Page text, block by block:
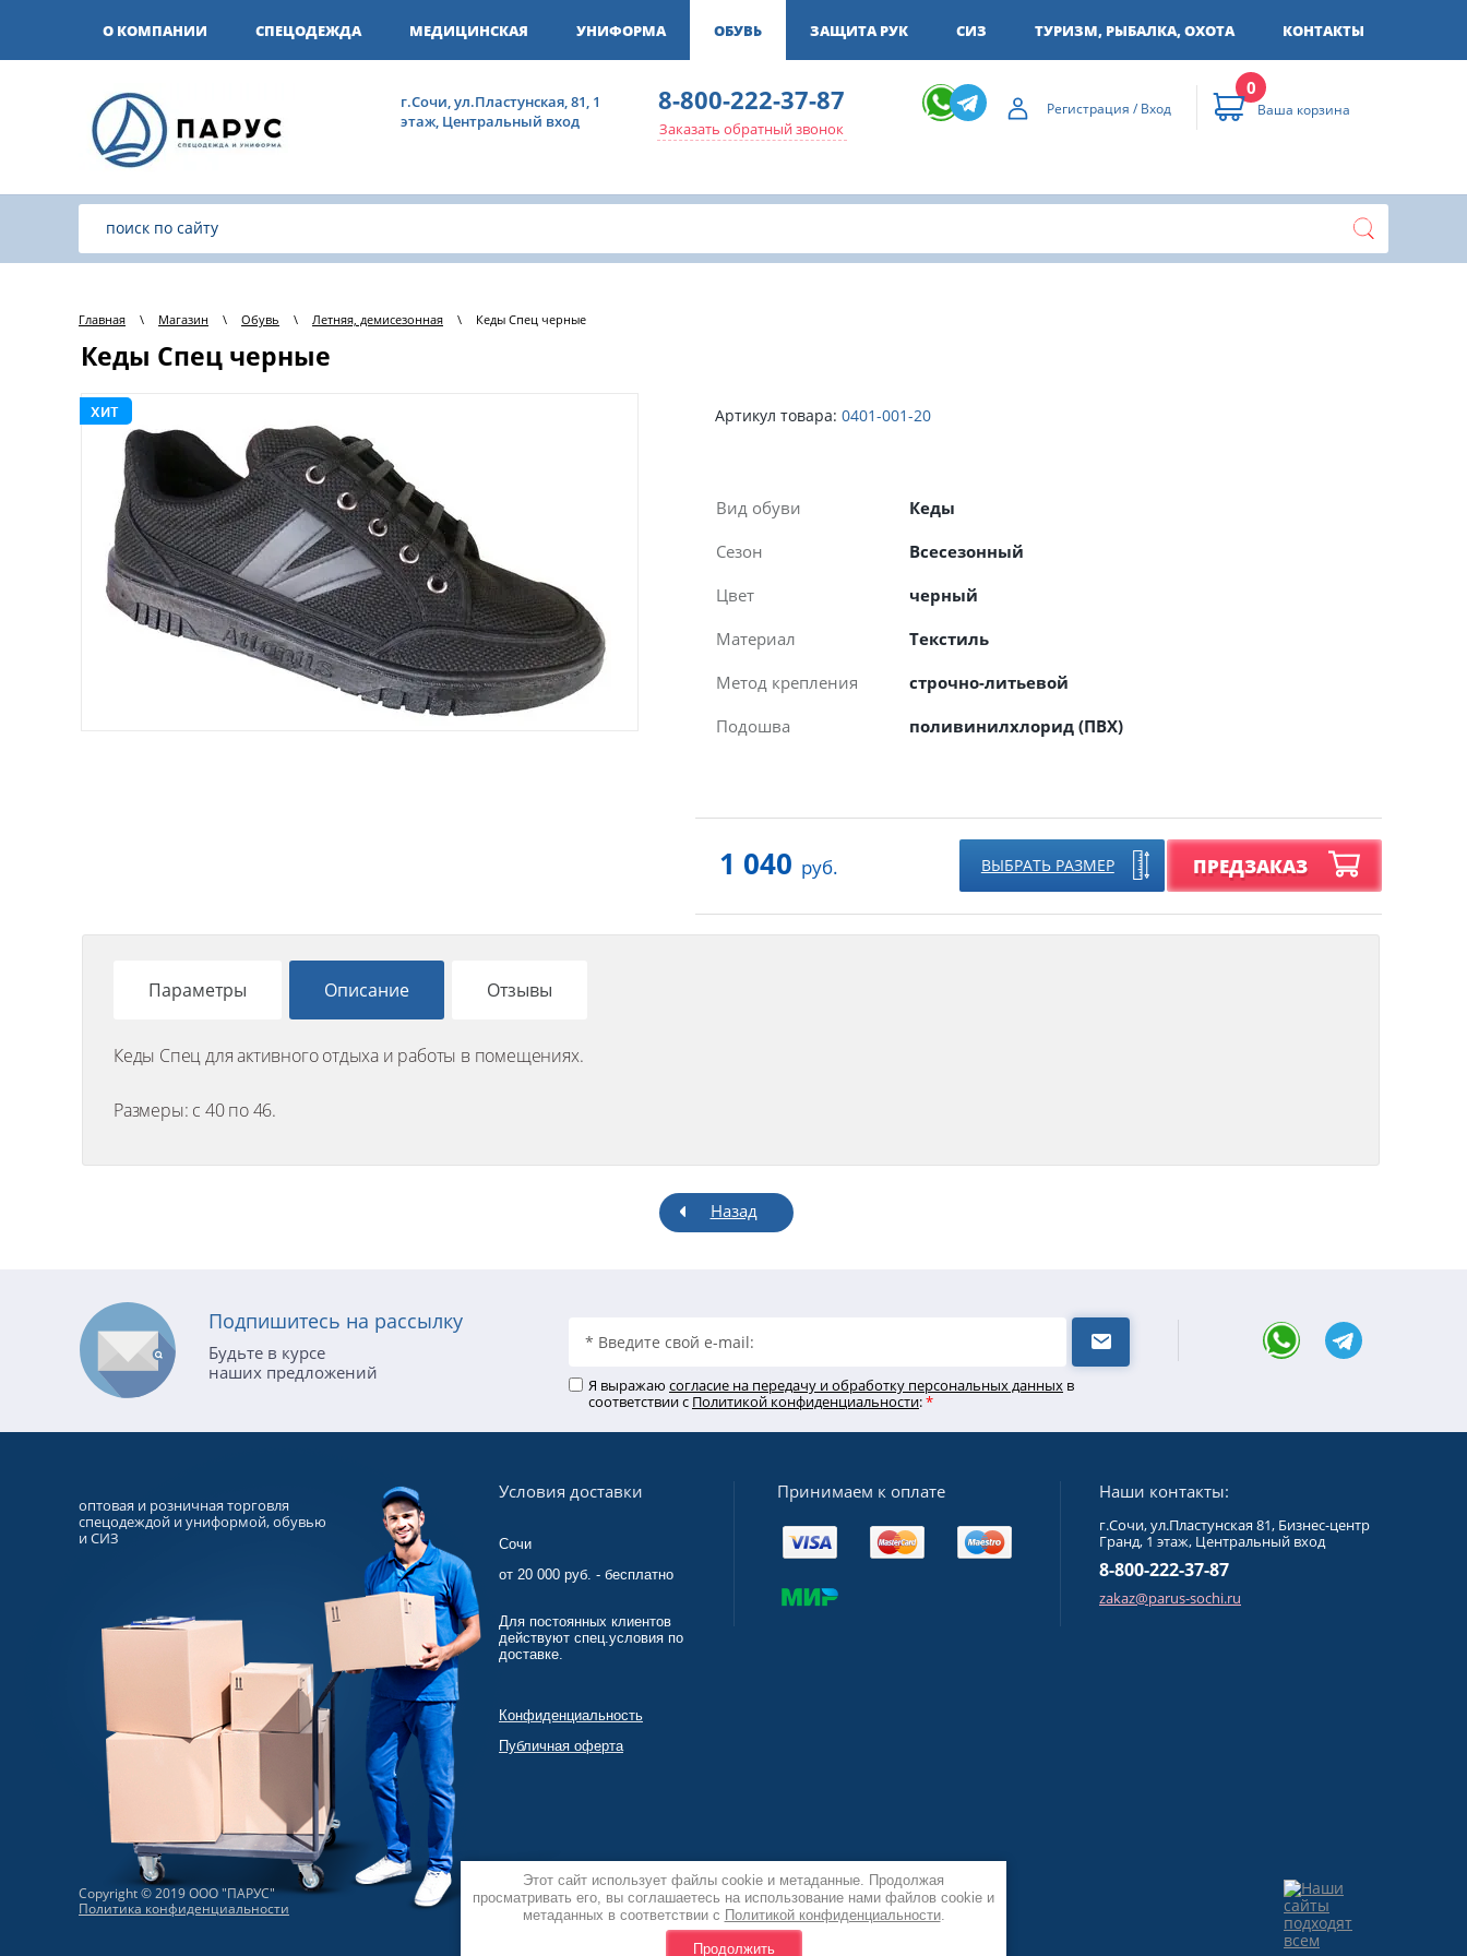
Этот сайт использует файлы cookie и метаданные. Продолжая
просматривать его, вы соглашаетесь на использование нами файлов cookie и
метаданных в соответствии с Политикой конфиденциальности.
Продолжить
О КОМПАНИИ СПЕЦОДЕЖДА МЕДИЦИНСКАЯ УНИФОРМА ОБУВЬ ЗАЩИТА РУК СИЗ ТУРИЗМ, РЫБАЛКА, ОХОТА КОНТАКТЫ
г.Сочи, ул.Пластунская, 81, 1
этаж, Центральный вход
8-800-222-37-87
Заказать обратный звонок
Регистрация / Вход
0
Ваша корзина
Главная \ Магазин \ Обувь \ Летняя, демисезонная \ Кеды Спец черные
Кеды Спец черные
ХИТ Артикул товара: 0401-001-20
Вид обуви
Кеды
Сезон
Всесезонный
Цвет
черный
Материал
Текстиль
Метод крепления
строчно-литьевой
Подошва
поливинилхлорид (ПВХ)
1 040 руб. ВЫБРАТЬ РАЗМЕР ПРЕДЗАКАЗ
Параметры Описание Отзывы
Кеды Спец для активного отдыха и работы в помещениях.
Размеры: с 40 по 46.
Назад
Подпишитесь на рассылку
Будьте в курсе
наших предложений
Я выражаю согласие на передачу и обработку персональных данных в
соответствии с Политикой конфиденциальности:*
оптовая и розничная торговля
спецодеждой и униформой, обувью
и СИЗ
Условия доставки
Сочи
от 20 000 руб. - бесплатно
Для постоянных клиентов
действуют спец.условия по
доставке.
Конфиденциальность
Публичная оферта
Принимаем к оплате Наши контакты:
г.Сочи, ул.Пластунская 81, Бизнес-центр
Гранд, 1 этаж, Центральный вход
8-800-222-37-87
zakaz@parus-sochi.ru
Copyright © 2019 ООО "ПАРУС"
Политика конфиденциальности